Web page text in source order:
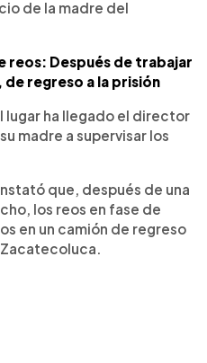
de la madre del
reos: Después de trabajar
regreso a la prisión
lugar ha llegado el director
madre a supervisar los
que, después de una
los reos en fase de
en un camión de regreso